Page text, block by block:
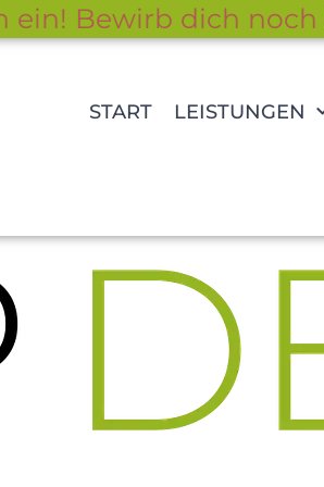
ein! Bewirb dich noch
START LEISTUNGEN